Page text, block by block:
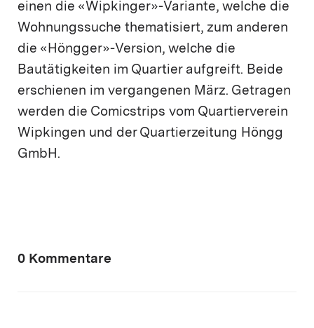
einen die «Wipkinger»-Variante, welche die
Wohnungssuche thematisiert, zum anderen
die «Höngger»-Version, welche die
Bautätigkeiten im Quartier aufgreift. Beide
erschienen im vergangenen März. Getragen
werden die Comicstrips vom Quartierverein
Wipkingen und der Quartierzeitung Höngg
GmbH.
0 Kommentare